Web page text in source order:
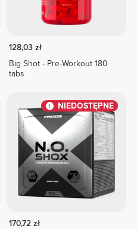
128,03 zł
Big Shot - Pre-Workout 180
tabs
NIEDOSTĘPNE
170,72 zł